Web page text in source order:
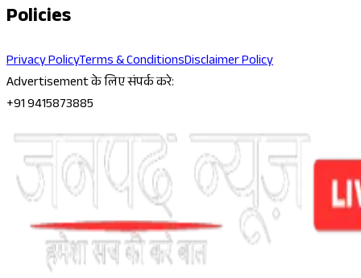
Policies
Privacy PolicyTerms & ConditionsDisclaimer Policy
Advertisement के लिए संपर्क करे:
+91 9415873885